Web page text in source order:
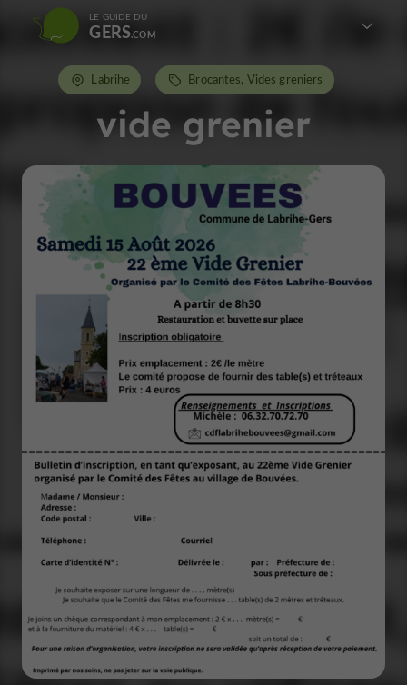
LE GUIDE DU
GERS
vide grenier
Labrihe Brocantes, Vides greniers